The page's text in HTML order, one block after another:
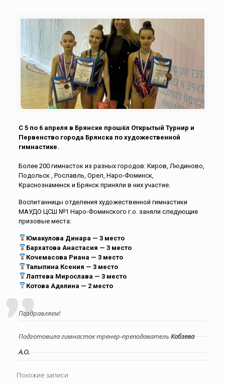
С 5 по 6 апреля в Брянске прошёл Открытый Турнир и
Первенство города Брянска по художественной
гимнастике.
Более 200 гимнасток из разных городов: Киров, Людиново,
Подольск , Рославль, Орел, Наро-Фоминск,
Краснознаменск и Брянск приняли в них участие.
Воспитанницы отделения художественной гимнастики
МАУДО ЦСШ №1 Наро-Фоминского г.о. заняли следующие
призовые места:
Юмакулова Динара — 3 место
Бархатова Анастасия — 3 место
Кочемасова Риана — 3 место
Талыпина Ксения — 3 место
Лаптева Мирослава — 3 место
Котова Аделина — 2 место
Поздравляем!
Подготовила гимнасток тренер-преподавательКобзева
А.О.
Похожие записи